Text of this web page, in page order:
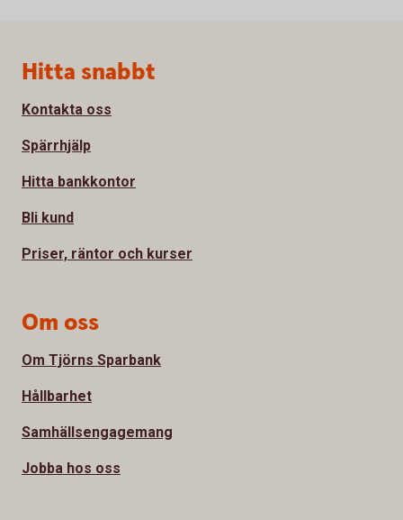
Sidfot
Hitta snabbt
Kontakta oss
Spärrhjälp
Hitta bankkontor
Bli kund
Priser, räntor och kurser
Om oss
Om Tjörns Sparbank
Hållbarhet
Samhällsengagemang
Jobba hos oss